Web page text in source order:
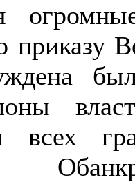
всех